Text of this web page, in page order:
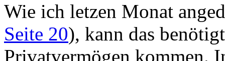
Wie ich letzen Monat
Seite 20), kann das
Privatvermögen kommen.